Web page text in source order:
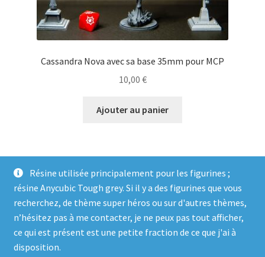
Résine utilisée principalement pour les figurines ;
résine Anycubic Tough grey. Si il y a des figurines que vous
recherchez, de thème super héros ou sur d'autres thèmes,
n’hésitez pas à me contacter, je ne peux pas tout afficher,
ce qui est présent est une petite fraction de ce que j'ai à
disposition.
Cassandra Nova avec sa base 35mm pour MCP
10,00 €
Ajouter au panier
© Genosha Impact 2026
Built with WooCommerce